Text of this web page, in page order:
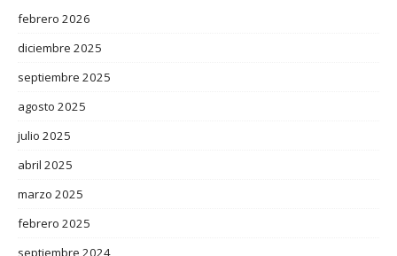
febrero 2026
diciembre 2025
septiembre 2025
agosto 2025
julio 2025
abril 2025
marzo 2025
febrero 2025
septiembre 2024